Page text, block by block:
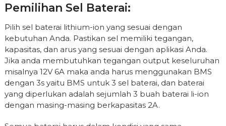
Pemilihan Sel Baterai:
Pilih sel baterai lithium-ion yang sesuai dengan
kebutuhan Anda. Pastikan sel memiliki tegangan,
kapasitas, dan arus yang sesuai dengan aplikasi Anda.
Jika anda membutuhkan tegangan output keseluruhan
misalnya 12V 6A maka anda harus menggunakan BMS
dengan 3s yaitu BMS untuk 3 sel baterai, dan baterai
yang diperlukan adalah sejumlah 3 buah baterai li-ion
dengan masing-masing berkapasitas 2A.